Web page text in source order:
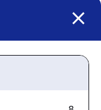
zu Deiner Suche
ist darunter